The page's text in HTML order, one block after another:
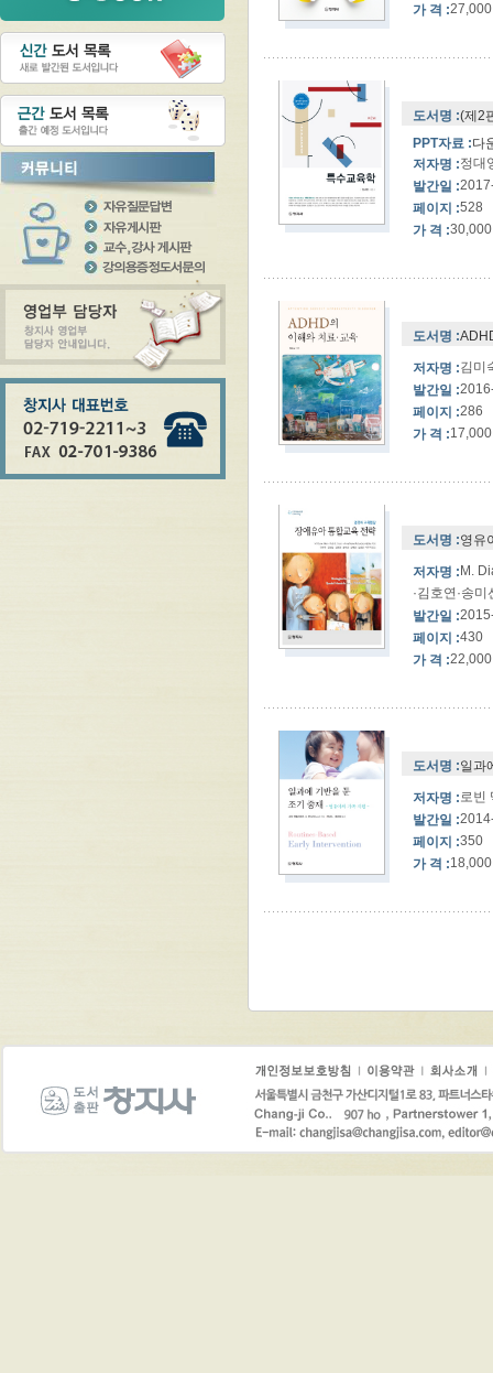
가 격 :27,000
도서명 :(제2
PPT자료 :다
저자명 :정대
발간일 :
페이지 :528
가 격 :30,000
도서명 :
저자명 :김미
발간일 :
페이지 :286
가 격 :17,000
도서명 :영유
저자명 : M.
·김호연·송
발간일 :
페이지 :430
가 격 :22,000
도서명 :일과
저자명 :로빈
발간일 :
페이지 :350
가 격 :18,000